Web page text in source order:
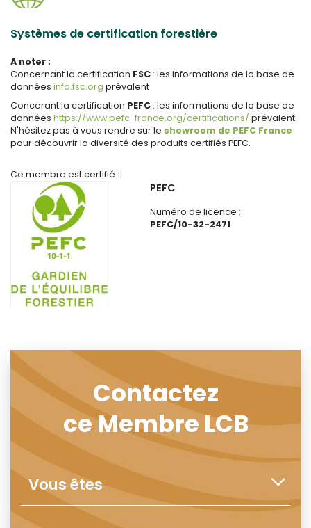
Systèmes de certification forestière
A noter :
Concernant la certification FSC : les informations de la base de
données info.fsc.org prévalent
Concerant la certification PEFC : les informations de la base de
données https://www.pefc-france.org/certifications/ prévalent.
N'hésitez pas à vous rendre sur le showroom de PEFC France
pour découvrir la diversité des produits certifiés PEFC.
Ce membre est certifié :
PEFC
Numéro de licence :
PEFC/10-32-2471
Contactez
ce Membre LCB